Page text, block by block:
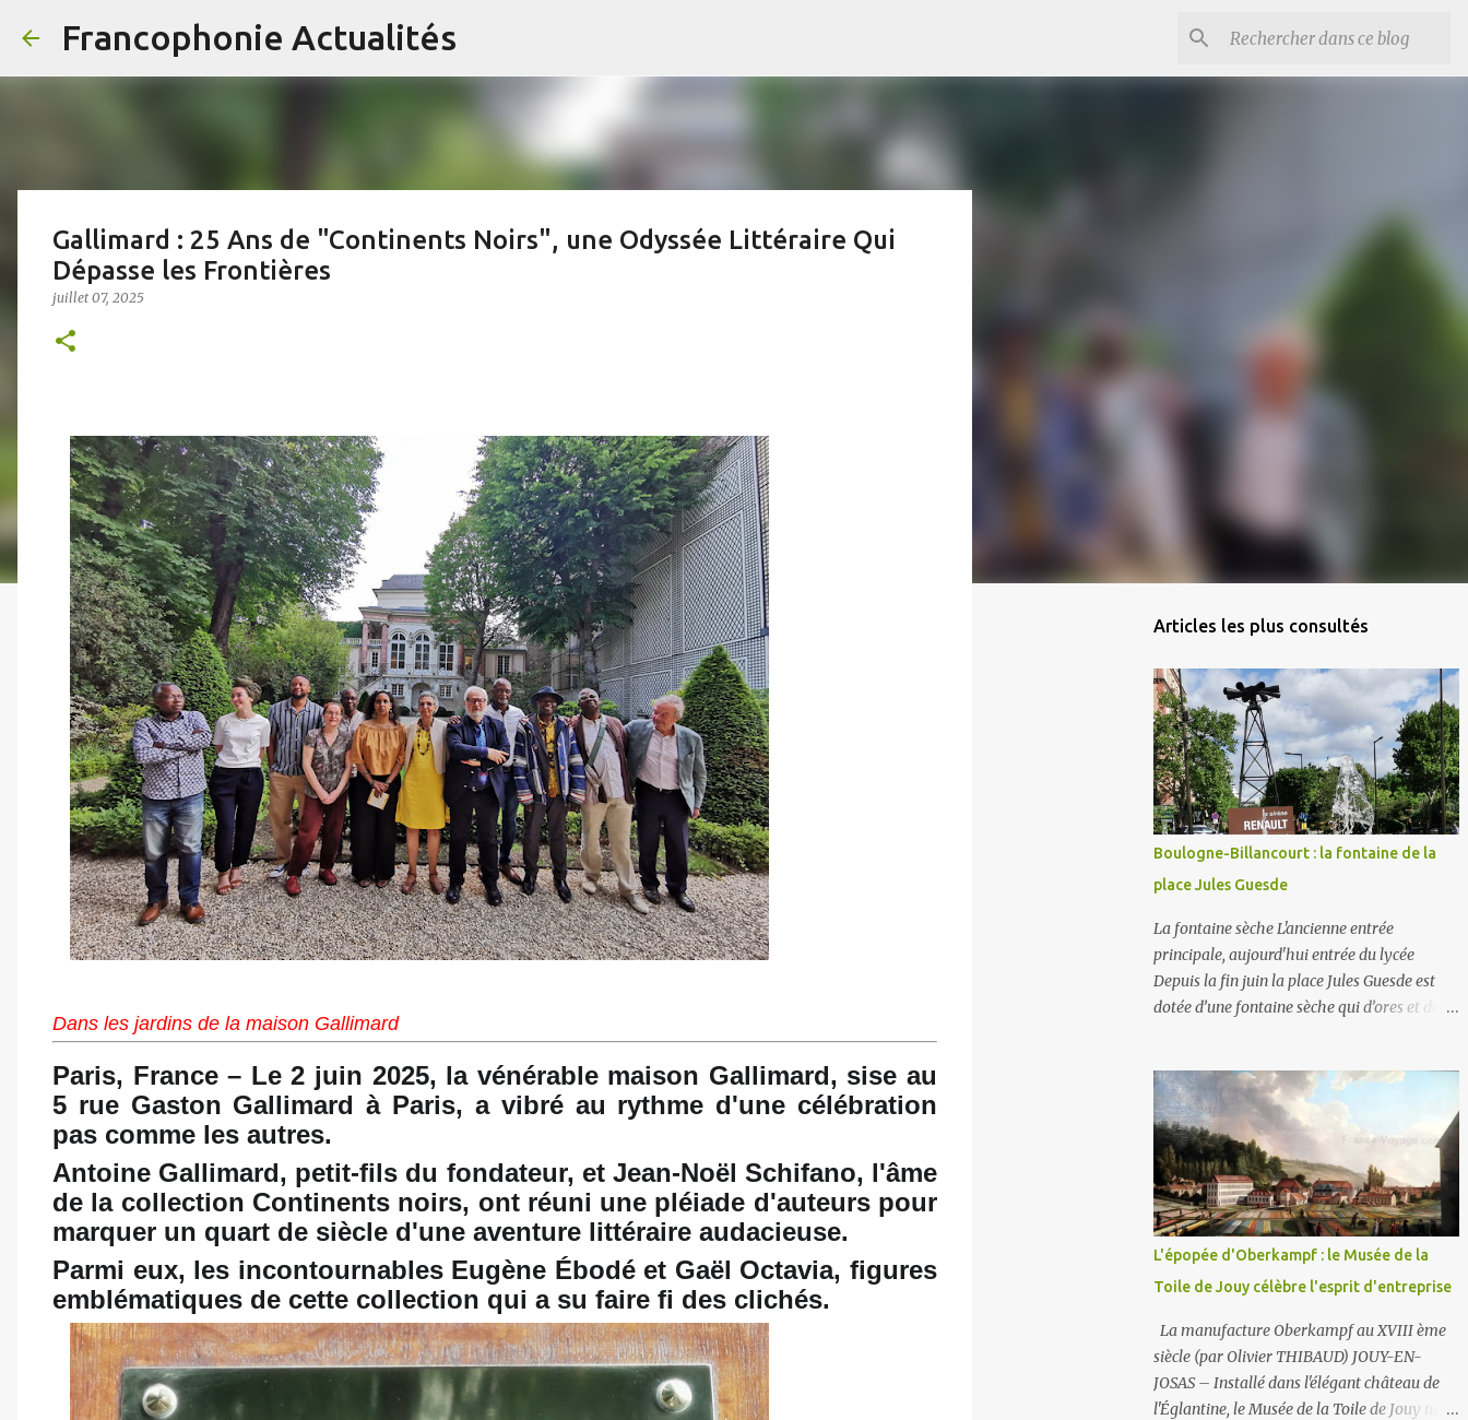
Francophonie Actualités
Gallimard : 25 Ans de "Continents Noirs", une Odyssée Littéraire Qui
Dépasse les Frontières
juillet 07, 2025
Dans les jardins de la maison Gallimard
Paris, France– Le 2 juin 2025, la vénérable maison Gallimard, sise au
5 rue Gaston Gallimard à Paris, a vibré au rythme d'une célébration
pas comme les autres.
Antoine Gallimard, petit-fils du fondateur, et Jean-Noël Schifano, l'âme
de la collection Continents noirs, ont réuni une pléiade d'auteurs pour
marquer un quart de siècle d'une aventure littéraire audacieuse.
Parmi eux, les incontournables Eugène Ébodé et Gaël Octavia, figures
emblématiques de cette collection qui a su faire fi des clichés.
Articles les plus consultés
Boulogne-Billancourt : la fontaine de la
place Jules Guesde
La fontaine sèche L'ancienne entrée
principale, aujourd'hui entrée du lycée
Depuis la fin juin la place Jules Guesde est
dotée d’une fontaine sèche qui d’ores et déjà
l'absence de bassin extérieur. Lorsqu'elle est
arrêtée la fontaine sèche n'est pas visible et
peut constituer un espace piétonnier à part
entière, voire en fonctionnement, une aire de
jeux aquatiques pour les petits et les grands.
En ce qui concerne son alimentation en eau,
il faut savoir que la ville comporte deux
réseaux : un d’ eau potable pour la
consommation des humains et un d’ eau non
potable (1) pour l'arrosage des jardins et la
voirie. C'est le second (non potable donc) qui
est ici utilisé . La fontaine fonctionne en
circuit fermé : sa consommation en eau est
L'épopée d'Oberkampf : le Musée de la
Toile de Jouy célèbre l'esprit d'entreprise
La manufacture Oberkampf au XVIII ème
siècle (par Olivier THIBAUD) JOUY-EN-
JOSAS – Installé dans l'élégant château de
l'Églantine, le Musée de la Toile de Jouy ne se